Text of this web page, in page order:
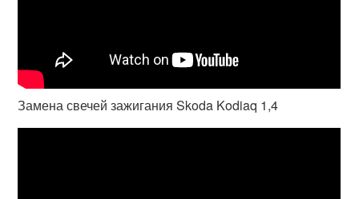
Замена свечей зажигания Skoda Kodiaq 1,4